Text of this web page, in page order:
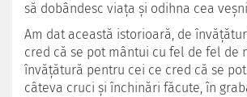
să dobândesc viața și odihna cea
Am dat această istorioară, de
cred că se pot mântui cu fel de fel de
învățătură pentru cei ce cred că se
câteva cruci și închinări făcute, în